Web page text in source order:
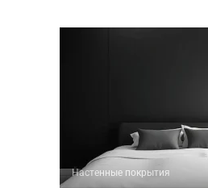
Настенные покрытия